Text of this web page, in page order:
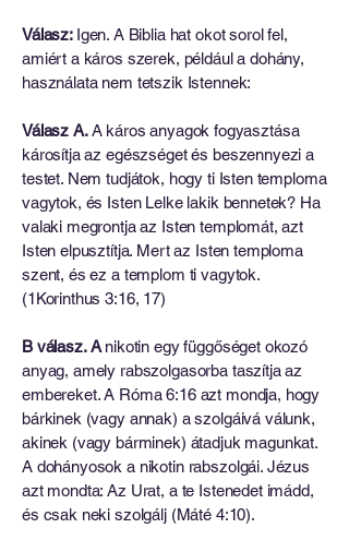
Válasz: Igen. A Biblia hat okot sorol fel,
amiért a káros szerek, például a dohány,
használata nem tetszik Istennek:
Válasz A.A káros anyagok fogyasztása
károsítja az egészséget és beszennyezi a
testet. Nem tudjátok, hogy ti Isten temploma
vagytok, és Isten Lelke lakik bennetek? Ha
valaki megrontja az Isten templomát, azt
Isten elpusztítja. Mert az Isten temploma
szent, és ez a templom ti vagytok.
(1Korinthus 3:16, 17)
B válasz.Anikotin egy függőséget okozó
anyag, amely rabszolgasorba taszítja az
embereket. A Róma 6:16 azt mondja, hogy
bárkinek (vagy annak) a szolgáivá válunk,
akinek (vagy bárminek) átadjuk magunkat.
A dohányosok a nikotin rabszolgái. Jézus
azt mondta: Az Urat, a te Istenedet imádd,
és csak neki szolgálj (Máté 4:10).